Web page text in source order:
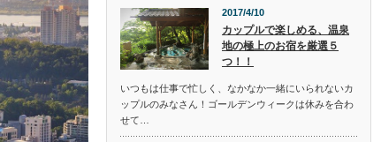
2017/4/10
カップルで楽しめる、温泉
地の極上のお宿を厳選５
つ！！
いつもは仕事で忙しく、なかなか一緒にいられないカ
ップルのみなさん！ゴールデンウィークは休みを合わ
せて…